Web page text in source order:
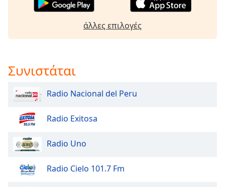
Style
Font
Family
Reset
Done
Close
Modal
άλλες επιλογές
Συνιστάται
Radio Nacional del Peru
Radio Exitosa
Radio Uno
Radio Cielo 101.7 Fm